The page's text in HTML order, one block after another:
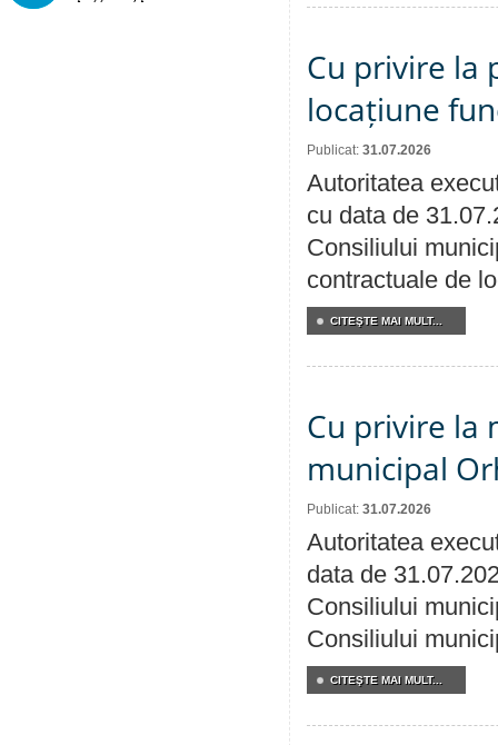
Cu privire la
locațiune
Publicat: 31.07.2026
Autoritatea
cu data de
Consiliului
contractuale de
CITEŞTE MAI MULT...
Cu privire la
municipal
Publicat: 31.07.2026
Autoritatea
data de
Consiliului
Consiliului
CITEŞTE MAI MULT...